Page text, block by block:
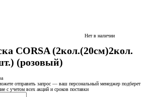
Нет в наличии
CORSA (2кол.(20см)2кол.
(розовый)
отправить запрос — ваш персональный менеджер подберет
с учетом всех акций и сроков поставки